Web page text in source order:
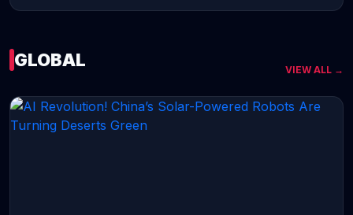
GLOBAL VIEW ALL →